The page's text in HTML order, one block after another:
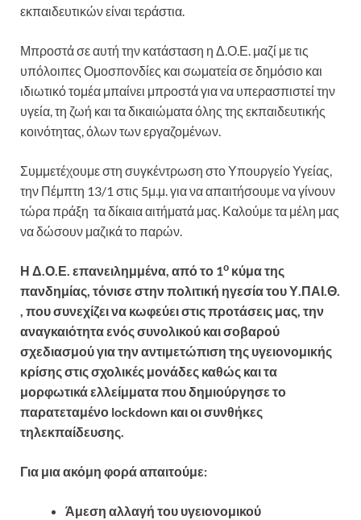
εκπαιδευτικών είναι τεράστια.
Μπροστά σε αυτή την κατάσταση η Δ.Ο.Ε. μαζί με τις
υπόλοιπες Ομοσπονδίες και σωματεία σε δημόσιο και
ιδιωτικό τομέα μπαίνει μπροστά για να υπερασπιστεί την
υγεία, τη ζωή και τα δικαιώματα όλης της εκπαιδευτικής
κοινότητας, όλων των εργαζομένων.
Συμμετέχουμε στη συγκέντρωση στο Υπουργείο Υγείας,
την Πέμπτη 13/1 στις 5μ.μ. για να απαιτήσουμε να γίνουν
τώρα πράξη τα δίκαια αιτήματά μας. Καλούμε τα μέλη μας
να δώσουν μαζικά το παρών.
Η Δ.Ο.Ε. επανειλημμένα, από το 1ο κύμα της
πανδημίας, τόνισε στην πολιτική ηγεσία του Υ.ΠΑΙ.Θ.
, που συνεχίζει να κωφεύει στις προτάσεις μας, την
αναγκαιότητα ενός συνολικού και σοβαρού
σχεδιασμού για την αντιμετώπιση της υγειονομικής
κρίσης στις σχολικές μονάδες καθώς και τα
μορφωτικά ελλείμματα που δημιούργησε το
παρατεταμένο lockdown καιοι συνθήκες
τηλεκπαίδευσης.
Για μια ακόμη φορά απαιτούμε:
Άμεση αλλαγή του υγειονομικού